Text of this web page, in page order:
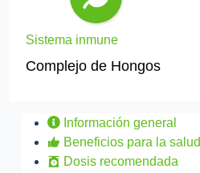
Sistema inmune
Complejo de Hongos
Información general
Beneficios para la salud
Dosis recomendada